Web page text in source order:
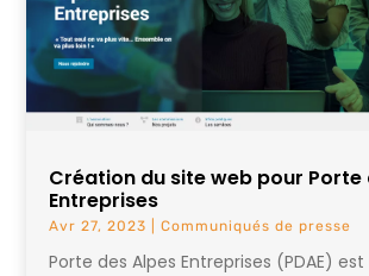
Création du site web pour Porte
Entreprises
Avr 27, 2023 |Communiqués de presse
Porte des Alpes Entreprises (PDAE)